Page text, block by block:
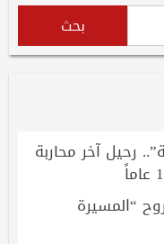
رحيل آخر محاربة
“المسيرة